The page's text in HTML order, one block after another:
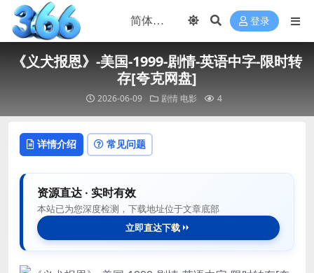
登录
《义犬报恩》-美国-1999-剧情-英语中字-限时转
存[夸克网盘]
2026-06-09 剧情 电影 4
详情介绍 常见问题
资源直达 · 实时有效
本站已为您深度检测，下载地址位于文章底部
立即直达下载